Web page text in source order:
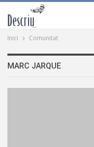
Inici Comunitat
MARC JARQUE